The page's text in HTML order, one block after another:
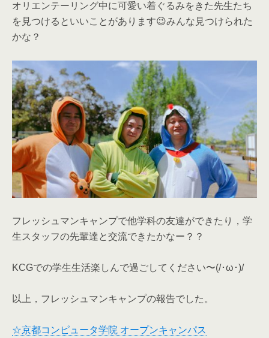
オリエンテーリング中に可愛い着ぐるみをきた先生たち
を見つけるといいことがあります😉みんな見つけられた
かな？
フレッシュマンキャンプで他学科の友達ができたり，学
生スタッフの先輩達と交流できたかなー？？
KCGでの学生生活楽しんで過ごしてください〜(/･ω･)/
以上，フレッシュマンキャンプの報告でした。
☆京都コンピュータ学院 オープンキャンパス